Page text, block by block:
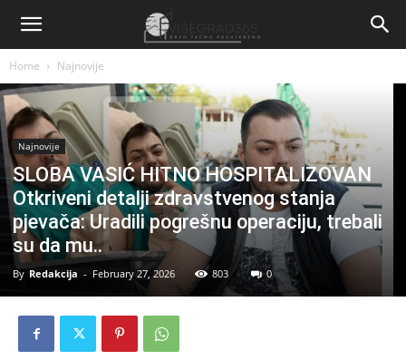
Home Najnovije
Najnovije
SLOBA VASIĆ HITNO HOSPITALIZOVAN
Otkriveni detalji zdravstvenog stanja
pjevača: Uradili pogrešnu operaciju, trebali
su da mu..
By Redakcija - February 27, 2026 803 0